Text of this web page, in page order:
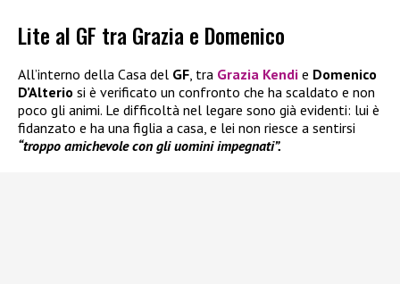
Lite al GF tra Grazia e Domenico
All’interno della Casa del GF, tra Grazia Kendi e Domenico
D’Alterio si è verificato un confronto che ha scaldato e non
poco gli animi. Le difficoltà nel legare sono già evidenti: lui è
fidanzato e ha una figlia a casa, e lei non riesce a sentirsi
“troppo amichevole con gli uomini impegnati”.